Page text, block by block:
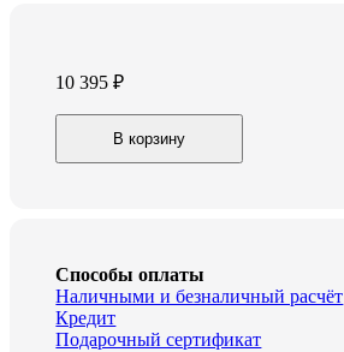
10 395₽
Мясорубка
MGC-
В корзину
Способы оплаты
Наличными и безналичный расчёт
Кредит
Подарочный сертификат